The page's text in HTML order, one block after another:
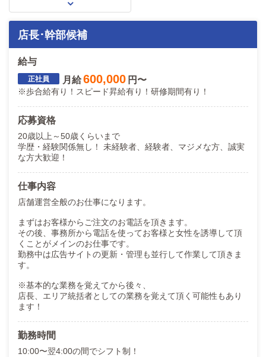
店長･幹部候補
給与
月給600,000 円〜
※歩合給有り！スピード昇給有り！研修期間有り！
応募資格
20歳以上～50歳くらいまで
学歴・経験関係無し！ 未経験者、経験者、マジメな方、誠実
な方大歓迎！
仕事内容
店舗運営全般のお仕事になります。
まずはお客様からご注文のお電話を頂きます。
その後、事務所から電話を使ってお客様と女性を誘導して頂
くことがメインのお仕事です。
勤務中は広告サイトの更新・管理も並行して作業して頂きま
す。
※基本的な業務を覚えてから後々、
店長、エリア統括者としての業務を覚えて頂く可能性もあり
ます！
勤務時間
10:00〜翌4:00の間でシフト制！